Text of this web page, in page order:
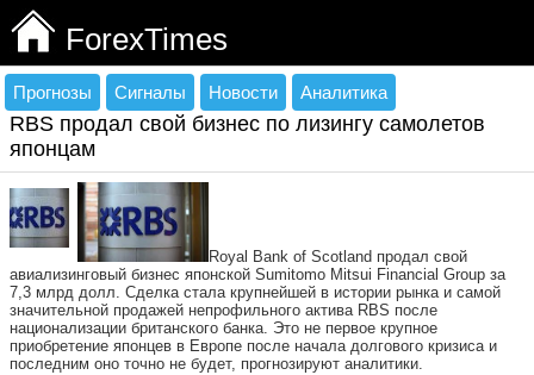
ForexTimes
Прогнозы Сигналы Новости Аналитика
RBS продал свой бизнес по лизингу самолетов
японцам
Royal Bank of Scotland продал свой
авиализинговый бизнес японской Sumitomo Mitsui Financial Group за
7,3 млрд долл. Сделка стала крупнейшей в истории рынка и самой
значительной продажей непрофильного актива RBS после
национализации британского банка. Это не первое крупное
приобретение японцев в Европе после начала долгового кризиса и
последним оно точно не будет, прогнозируют аналитики.